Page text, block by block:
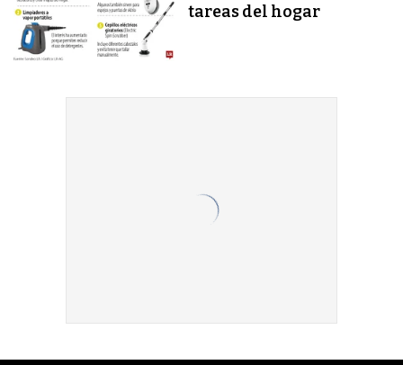
tareas del hogar